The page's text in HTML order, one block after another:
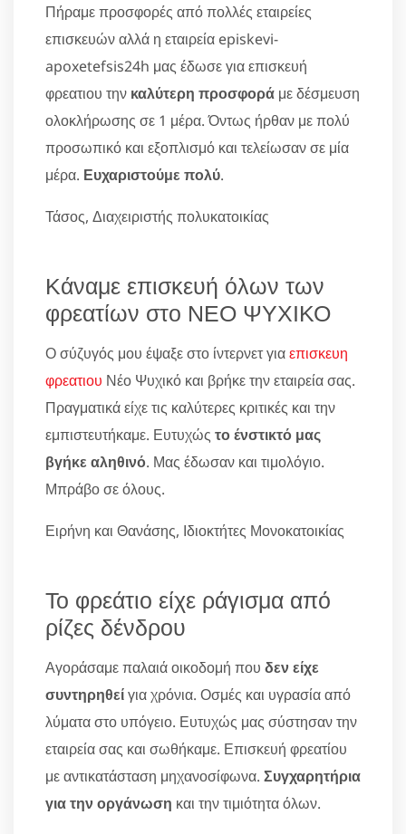
Πήραμε προσφορές από πολλές εταιρείες
επισκευών αλλά η εταιρεία episkevi-
apoxetefsis24h μας έδωσε για επισκευή
φρεατιου την καλύτερη προσφορά με δέσμευση
ολοκλήρωσης σε 1 μέρα. Όντως ήρθαν με πολύ
προσωπικό και εξοπλισμό και τελείωσαν σε μία
μέρα. Ευχαριστούμε πολύ.
Τάσος, Διαχειριστής πολυκατοικίας
Κάναμε επισκευή όλων των
φρεατίων στο ΝΕΟ ΨΥΧΙΚΟ
Ο σύζυγός μου έψαξε στο ίντερνετ γιαεπισκευη
φρεατιου Νέο Ψυχικό και βρήκε την εταιρεία σας.
Πραγματικά είχε τις καλύτερες κριτικές και την
εμπιστευτήκαμε. Ευτυχώς το ένστικτό μας
βγήκε αληθινό. Μας έδωσαν και τιμολόγιο.
Μπράβο σε όλους.
Ειρήνη και Θανάσης, Ιδιοκτήτες Μονοκατοικίας
Το φρεάτιο είχε ράγισμα από
ρίζες δένδρου
Αγοράσαμε παλαιά οικοδομή που δεν είχε
συντηρηθείγια χρόνια. Οσμές και υγρασία από
λύματα στο υπόγειο. Ευτυχώς μας σύστησαν την
εταιρεία σας και σωθήκαμε. Επισκευή φρεατίου
με αντικατάσταση μηχανοσίφωνα. Συγχαρητήρια
για την οργάνωση και την τιμιότητα όλων.